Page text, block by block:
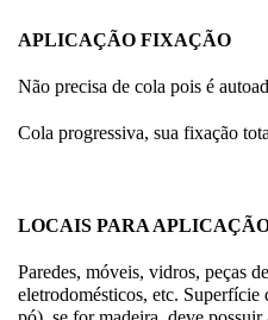
APLICAÇÃO FIXAÇÃO
Não precisa de cola pois é
Cola progressiva, sua fixação
LOCAIS PARA
Paredes, móveis, vidros, peças
eletrodomésticos, etc. Superfície